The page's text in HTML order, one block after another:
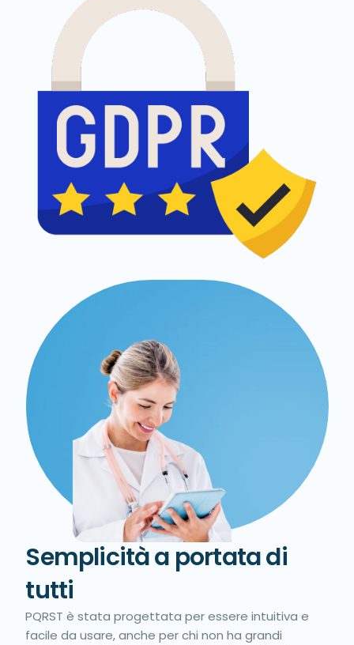
Semplicità a portata di
tutti
PQRST è stata progettata per essere intuitiva e
facile da usare, anche per chi non ha grandi